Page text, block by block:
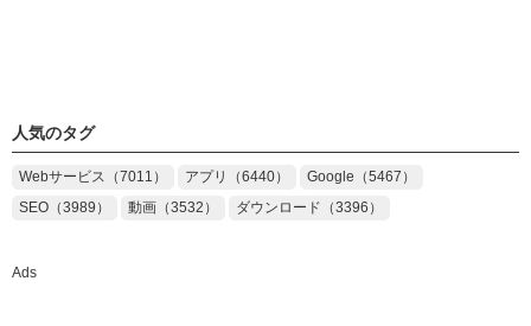
人気のタグ
Webサービス（7011） アプリ（6440）
Google（5467）
SEO（3989）
動画（3532） ダウンロード（3396）
Ads